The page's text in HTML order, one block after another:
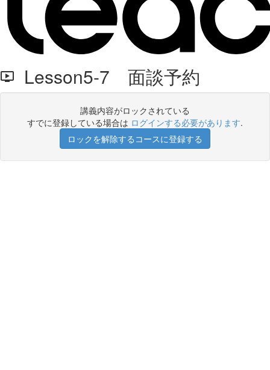
Lesson5-7 面談予約
講義内容がロックされている
すでに登録している場合は ログインする必要があります.
ロックを解除するコースに登録する